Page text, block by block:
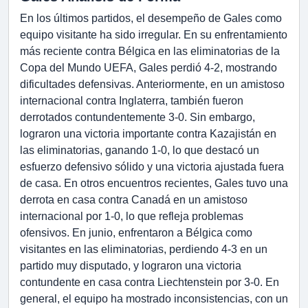
En los últimos partidos, el desempeño de Gales como
equipo visitante ha sido irregular. En su enfrentamiento
más reciente contra Bélgica en las eliminatorias de la
Copa del Mundo UEFA, Gales perdió 4-2, mostrando
dificultades defensivas. Anteriormente, en un amistoso
internacional contra Inglaterra, también fueron
derrotados contundentemente 3-0. Sin embargo,
lograron una victoria importante contra Kazajistán en
las eliminatorias, ganando 1-0, lo que destacó un
esfuerzo defensivo sólido y una victoria ajustada fuera
de casa. En otros encuentros recientes, Gales tuvo una
derrota en casa contra Canadá en un amistoso
internacional por 1-0, lo que refleja problemas
ofensivos. En junio, enfrentaron a Bélgica como
visitantes en las eliminatorias, perdiendo 4-3 en un
partido muy disputado, y lograron una victoria
contundente en casa contra Liechtenstein por 3-0. En
general, el equipo ha mostrado inconsistencias, con un